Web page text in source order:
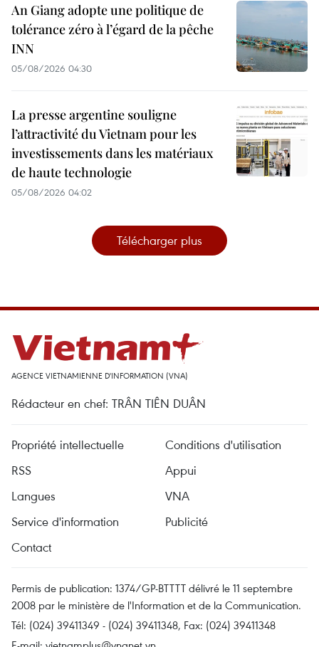
An Giang adopte une politique de
tolérance zéro à l’égard de la pêche
INN
05/08/2026 04:30
La presse argentine souligne
l’attractivité du Vietnam pour les
investissements dans les matériaux
de haute technologie
05/08/2026 04:02
Télécharger plus
AGENCE VIETNAMIENNE D'INFORMATION (VNA)
Rédacteur en chef: TRÂN TIÊN DUÂN
Propriété intellectuelle
Conditions d'utilisation
RSS
Appui
Langues
VNA
Service d'information
Publicité
Contact
Permis de publication: 1374/GP-BTTTT délivré le 11 septembre
2008 par le ministère de l'Information et de la Communication.
Tél: (024) 39411349 - (024) 39411348, Fax: (024) 39411348